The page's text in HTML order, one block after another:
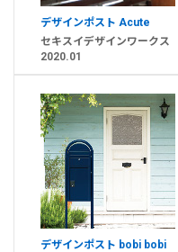
デザインポスト Acute
セキスイデザインワークス
2020.01
デザインポスト bobi bobi